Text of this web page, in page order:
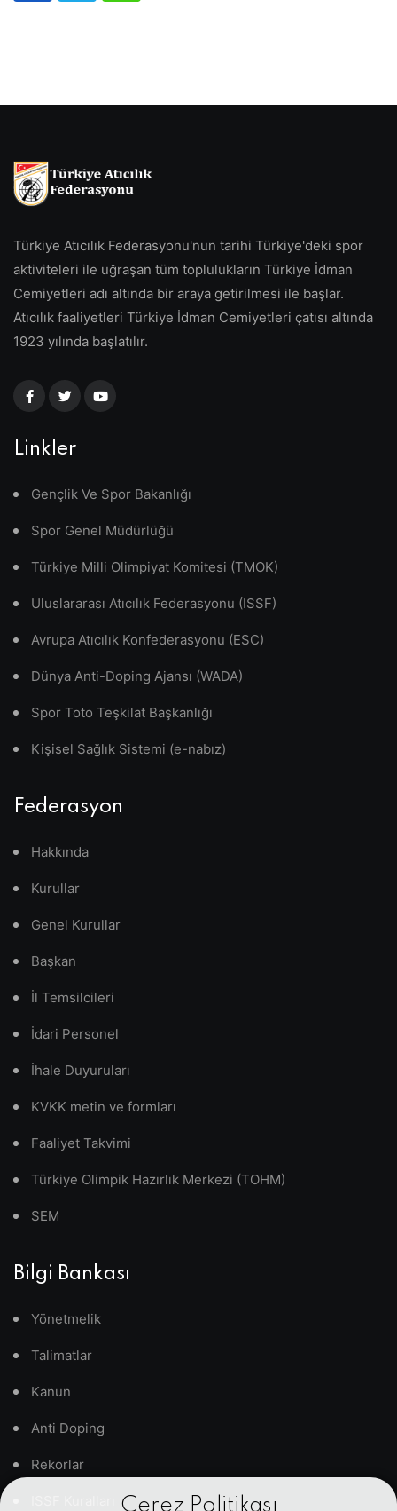
Çerez Politikası
Türkiye Atıcılık Federasyonu'nun tarihi Türkiye'deki spor
aktiviteleri ile uğraşan tüm toplulukların Türkiye İdman
Cemiyetleri adı altında bir araya getirilmesi ile başlar.
Atıcılık faaliyetleri Türkiye İdman Cemiyetleri çatısı altında
1923 yılında başlatılır.
Linkler
Gençlik Ve Spor Bakanlığı
Spor Genel Müdürlüğü
Türkiye Milli Olimpiyat Komitesi (TMOK)
Uluslararası Atıcılık Federasyonu (ISSF)
Avrupa Atıcılık Konfederasyonu (ESC)
Dünya Anti-Doping Ajansı (WADA)
Spor Toto Teşkilat Başkanlığı
Kişisel Sağlık Sistemi (e-nabız)
Federasyon
Hakkında
Kurullar
Genel Kurullar
Başkan
İl Temsilcileri
İdari Personel
İhale Duyuruları
KVKK metin ve formları
Faaliyet Takvimi
Türkiye Olimpik Hazırlık Merkezi (TOHM)
SEM
Bilgi Bankası
Yönetmelik
Talimatlar
Kanun
Anti Doping
Rekorlar